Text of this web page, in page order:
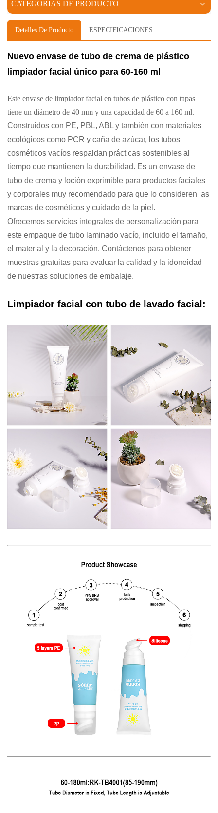
CATEGORÍAS DE PRODUCTO
Detalles De Producto ESPECIFICACIONES
Nuevo envase de tubo de crema de plástico
limpiador facial único para 60-160 ml
Este envase de limpiador facial en tubos de plástico con tapas
tiene un diámetro de 40 mm y una capacidad de 60 a 160 ml.
Construidos con PE, PBL, ABL y también con materiales
ecológicos como PCR y caña de azúcar, los tubos
cosméticos vacíos respaldan prácticas sostenibles al
tiempo que mantienen la durabilidad. Es un envase de
tubo de crema y loción exprimible para productos faciales
y corporales muy recomendado para que lo consideren las
marcas de cosméticos y cuidado de la piel.
Ofrecemos servicios integrales de personalización para
este empaque de tubo laminado vacío, incluido el tamaño,
el material y la decoración. Contáctenos para obtener
muestras gratuitas para evaluar la calidad y la idoneidad
de nuestras soluciones de embalaje.
Limpiador facial con tubo de lavado facial: